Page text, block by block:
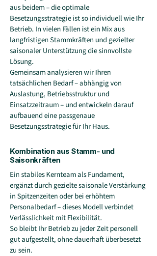
aus beidem – die optimale
Besetzungsstrategie ist so individuell wie Ihr
Betrieb. In vielen Fällen ist ein Mix aus
langfristigen Stammkräften und gezielter
saisonaler Unterstützung die sinnvollste
Lösung.
Gemeinsam analysieren wir Ihren
tatsächlichen Bedarf – abhängig von
Auslastung, Betriebsstruktur und
Einsatzzeitraum – und entwickeln darauf
aufbauend eine passgenaue
Besetzungsstrategie für Ihr Haus.
Kombination aus Stamm- und
Saisonkräften
Ein stabiles Kernteam als Fundament,
ergänzt durch gezielte saisonale Verstärkung
in Spitzenzeiten oder bei erhöhtem
Personalbedarf – dieses Modell verbindet
Verlässlichkeit mit Flexibilität.
So bleibt Ihr Betrieb zu jeder Zeit personell
gut aufgestellt, ohne dauerhaft überbesetzt
zu sein.